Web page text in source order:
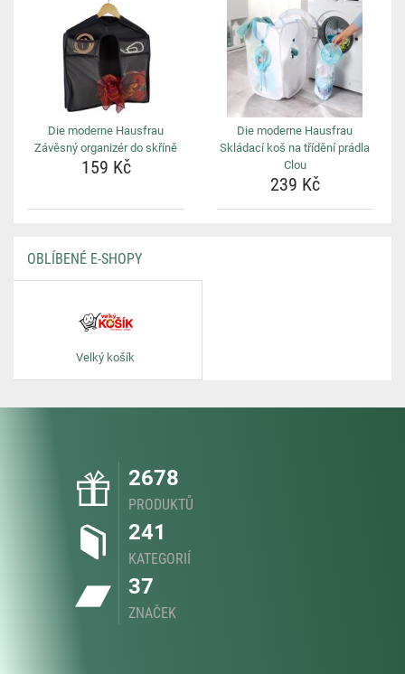
Die moderne Hausfrau
Závěsný organizér do skříně
159 Kč
Die moderne Hausfrau
Skládací koš na třídění prádla
Clou
239 Kč
OBLÍBENÉ E-SHOPY
Velký košík
2678
PRODUKTŮ
241
KATEGORIÍ
37
ZNAČEK